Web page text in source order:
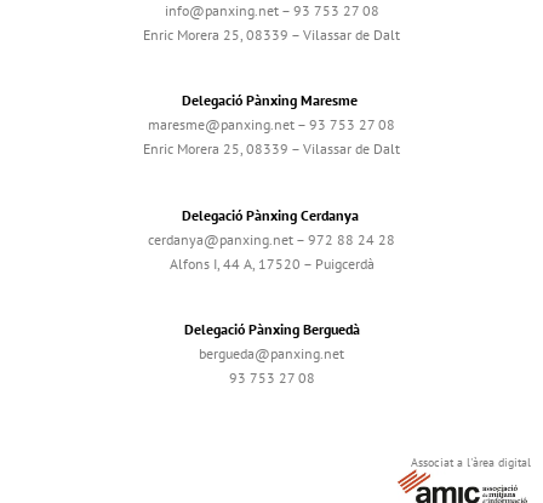
info@panxing.net – 93 753 27 08
Enric Morera 25, 08339 – Vilassar de Dalt
Delegació Pànxing Maresme
maresme@panxing.net – 93 753 27 08
Enric Morera 25, 08339 – Vilassar de Dalt
Delegació Pànxing Cerdanya
cerdanya@panxing.net – 972 88 24 28
Alfons I, 44 A, 17520 – Puigcerdà
Delegació Pànxing Berguedà
bergueda@panxing.net
93 753 27 08
Associat a l'àrea digital